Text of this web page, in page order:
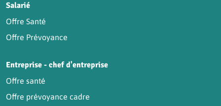
Salarié
Offre Santé
Offre Prévoyance
Entreprise - chef d'entreprise
Offre santé
Offre prévoyance cadre